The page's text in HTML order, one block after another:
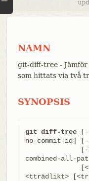
NAMN
git-diff-tree -
som hittats via två
SYNOPSIS
git diff-tree [--
no-commit-id]
combined-all-
<tträdlikt>